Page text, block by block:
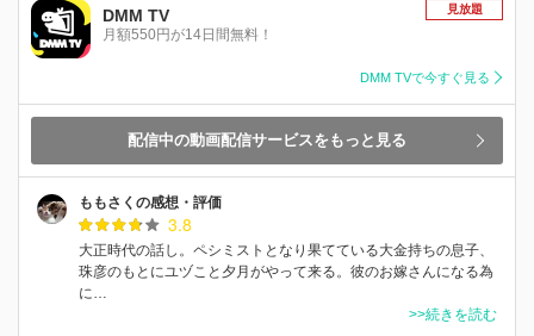
DMM TV
月額550円が14日間無料！
見放題
DMM TVで今すぐ見る
配信中の動画配信サービスをもっと見る
ももさくの感想・評価
3.8
大正時代の話し。ペシミストとなり果てている大金持ちの息子、
珠彦のもとにユヅこと夕月がやって来る。彼のお嫁さんになる為
に…
>>続きを読む